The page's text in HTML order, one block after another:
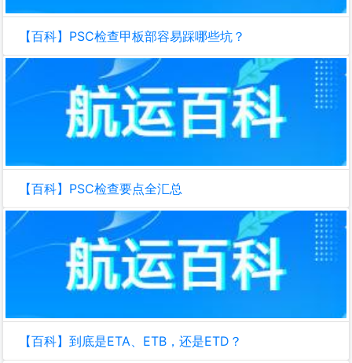
【百科】PSC检查甲板部容易踩哪些坑？
【百科】PSC检查要点全汇总
【百科】到底是ETA、ETB，还是ETD？